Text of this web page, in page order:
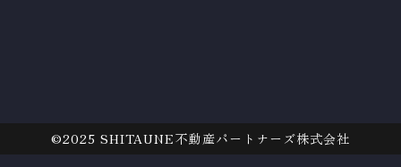
©2025SHITAUNE不動産パートナーズ株式会社